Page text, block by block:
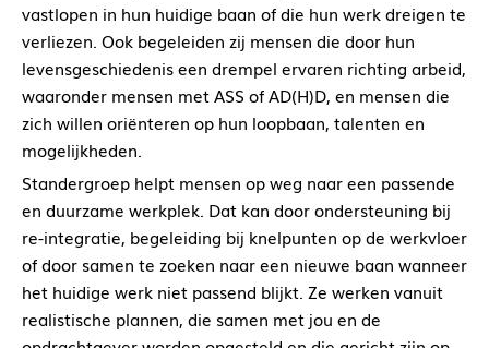
vastlopen in hun huidige baan of die hun werk dreigen te
verliezen. Ook begeleiden zij mensen die door hun
levensgeschiedenis een drempel ervaren richting arbeid,
waaronder mensen met ASS of AD(H)D, en mensen die
zich willen oriënteren op hun loopbaan, talenten en
mogelijkheden.
Standergroep helpt mensen op weg naar een passende
en duurzame werkplek. Dat kan door ondersteuning bij
re-integratie, begeleiding bij knelpunten op de werkvloer
of door samen te zoeken naar een nieuwe baan wanneer
het huidige werk niet passend blijkt. Ze werken vanuit
realistische plannen, die samen met jou en de